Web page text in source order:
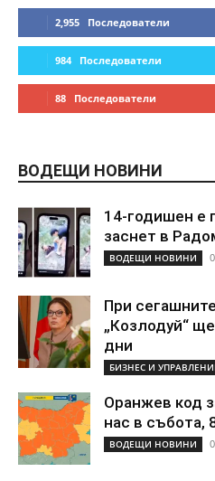
2,955 Последователи
984 Последователи
88 Последователи
ВОДЕЩИ НОВИНИ
14-годишен е
заснет в
ВОДЕЩИ НОВИНИ
При
„Козлодуй“
дни
БИЗНЕС И
Оранжев код
нас в събота,
ВОДЕЩИ НОВИНИ